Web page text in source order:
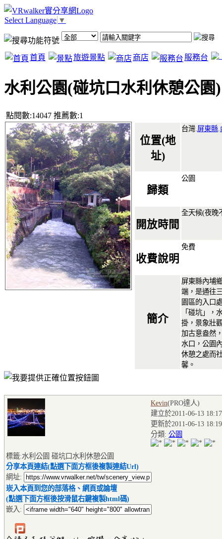
Select Language ▼
首頁 旅遊景點 商店 服務台
水利公園(碰坑口水利休憩公園)
點閱數:14047 推薦數:1
位置(地
址)
台灣. 屏東縣
歸類
公園
開放時間
全天候(夜晚
收費說明
免費
簡介
屏東縣內埔
端，是通往
園區的入口
「碰坑」，
掛，景象壯
加古意盎然
水口，公園
休憩之處而
馨。
Kevin(PRO達人)
建立於2011-06-13
更新於2011-06-13
分類: 公園
標籤:水利公園 碰坑口水利休憩公園
分享本頁連結(點選下面方框後複製連結Url)
網址:
崁入本頁到您的部落格、網頁或論壇
(點選下面方框後按滑鼠右鍵複製html碼)
嵌入: